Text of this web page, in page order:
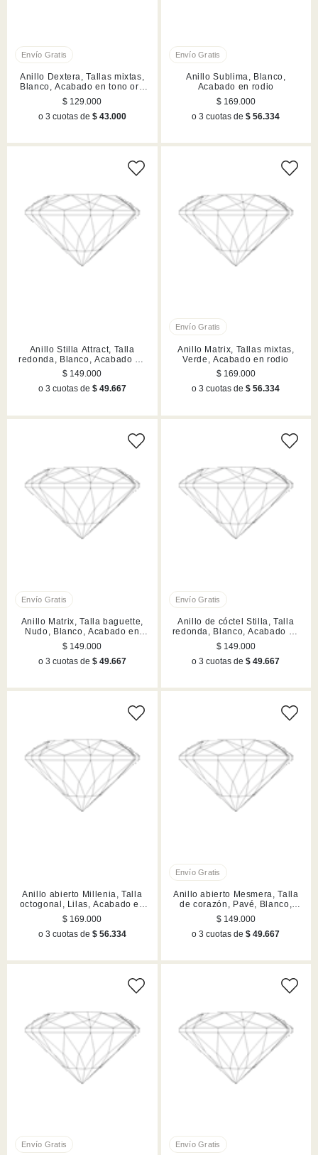
Anillo Dextera, Tallas mixtas,
Blanco, Acabado en tono oro
SWA5724602
$ 129.000
o 3 cuotas de $ 43.000
Anillo Sublima, Blanco,
Acabado en rodio
$ 169.000
o 3 cuotas de$ 56.334
Anillo Stilla Attract, Talla
redonda, Blanco, Acabado en
tono oro
$ 149.000
o 3 cuotas de $ 49.667
Anillo Matrix, Tallas mixtas,
Verde, Acabado en rodio
$ 169.000
o 3 cuotas de$ 56.334
Anillo Matrix, Talla baguette,
Nudo, Blanco, Acabado en
rodio
$ 149.000
o 3 cuotas de $ 49.667
Anillo de cóctel Stilla, Talla
redonda, Blanco, Acabado en
tono oro
$ 149.000
o 3 cuotas de$ 49.667
Anillo abierto Millenia, Talla
octogonal, Lilas, Acabado en
tono oro
$ 169.000
o 3 cuotas de $ 56.334
Anillo abierto Mesmera, Talla
de corazón, Pavé, Blanco,
Acabado en tono oro
$ 149.000
o 3 cuotas de$ 49.667